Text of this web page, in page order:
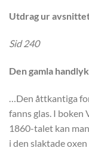
Utdrag ur
Sid 240
Den gamla
…Den åttkantiga
fanns glas. I boken
1860-talet kan
i den slaktade